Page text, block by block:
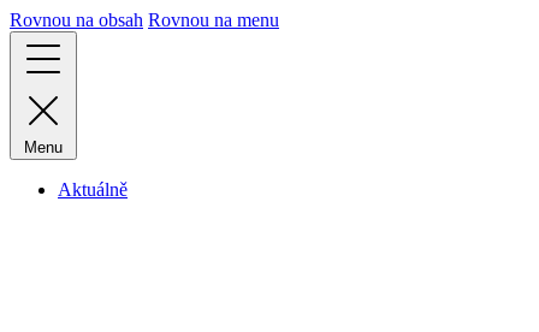
Rovnou na obsah Rovnou na menu
Menu
Aktuálně